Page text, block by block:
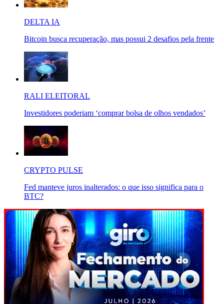
DELTA IA
Bitcoin busca recuperação, mas possui 2 desafios pela frente
RALI ELEITORAL
Investidores poderiam ‘comprar bolsa de olhos vendados’
CRYPTO PULSE
Fed manteve juros inalterados: o que isso significa para o
BTC?